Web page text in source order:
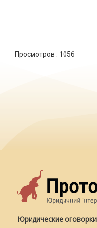
Просмотров : 1056
Юридические оговорки